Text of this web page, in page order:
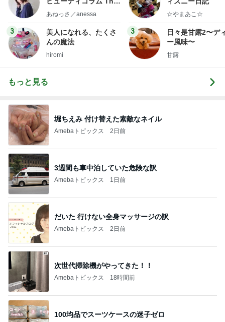
little minimalist's bea
あねっさ／anessa
3
美人になれる、たくさ
んの魔法
hiromi
☆やまあこ☆
3
日々是甘露2〜デ
ー風味〜
甘露
もっと見る
堀ちえみ 付け替えた素敵なネイル
Amebaトピックス 2日前
3週間も車中泊していた危険な訳
Amebaトピックス 1日前
だいた 行けない全身マッサージの訳
Amebaトピックス 2日前
次世代掃除機がやってきた！！
Amebaトピックス 18時間前
100均品でスーツケースの迷子ゼロ